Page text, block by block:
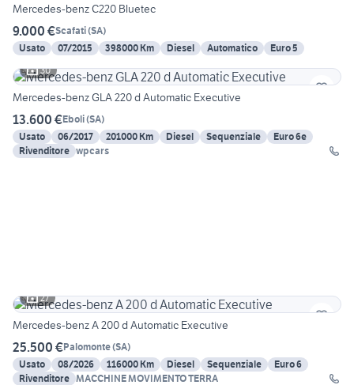
Mercedes-benz C220 Bluetec
9.000 €Scafati(SA)
Usato
07/2015 398000 Km Diesel Automatico
Euro 5
30
Mercedes-benz GLA 220 d Automatic Executive
13.600 €Eboli(SA)
Usato
06/2017 201000 Km Diesel Sequenziale
Euro 6e
Rivenditore wpcars
27
Mercedes-benz A 200 d Automatic Executive
25.500 €Palomonte(SA)
Usato
08/2026 116000 Km Diesel Sequenziale
Euro 6
Rivenditore MACCHINE MOVIMENTO TERRA